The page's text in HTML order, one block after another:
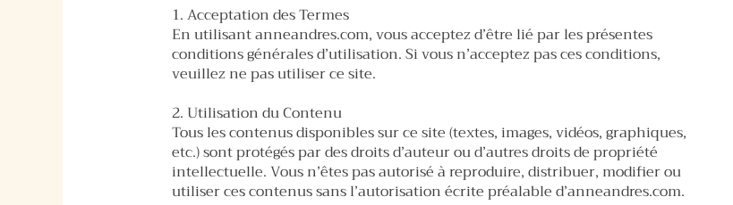
1. Acceptation des Termes
En utilisant anneandres.com, vous acceptez d’être lié par les présentes
conditions générales d’utilisation. Si vous n’acceptez pas ces conditions,
veuillez ne pas utiliser ce site.
2. Utilisation du Contenu
Tous les contenus disponibles sur ce site (textes, images, vidéos, graphiques,
etc.) sont protégés par des droits d’auteur ou d’autres droits de propriété
intellectuelle. Vous n’êtes pas autorisé à reproduire, distribuer, modifier ou
utiliser ces contenus sans l’autorisation écrite préalable d’anneandres.com.